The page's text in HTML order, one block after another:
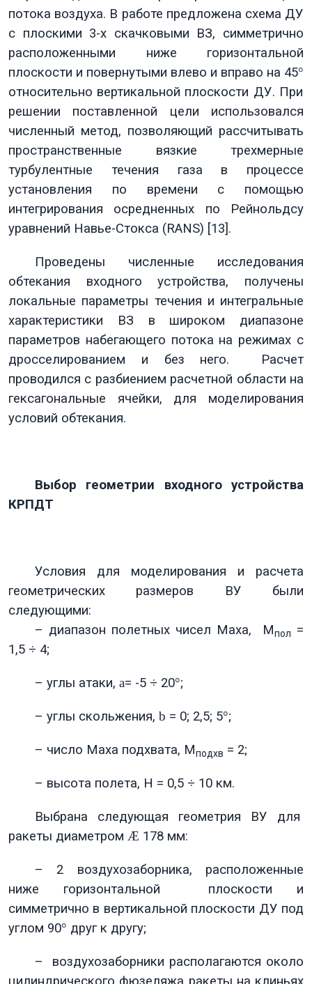
потока воздуха. В работе предложена схема ДУ
с плоскими 3-х скачковыми ВЗ, симметрично
расположенными ниже горизонтальной
плоскости и повернутыми влево и вправо на 45°
относительно вертикальной плоскости ДУ. При
решении поставленной цели использовался
численный метод, позволяющий рассчитывать
пространственные вязкие трехмерные
турбулентные течения газа в процессе
установления по времени с помощью
интегрирования осредненных по Рейнольдсу
уравнений Навье-Стокса (RANS) [13].
Проведены численные исследования
обтекания входного устройства, получены
локальные параметры течения и интегральные
характеристики ВЗ в широком диапазоне
параметров набегающего потока на режимах с
дросселированием и без него. Расчет
проводился с разбиением расчетной области на
гексагональные ячейки, для моделирования
условий обтекания.
Выбор геометрии входного устройства
КРПДТ
Условия для моделирования и расчета
геометрических размеров ВУ были
следующими:
– диапазон полетных чисел Маха, Мпол
=
1,5 ÷ 4;
– углы атаки, a= -5 ÷ 20°;
– углы скольжения, b = 0; 2,5; 5°;
– число Маха подхвата, Мподхв = 2;
– высота полета, Н = 0,5 ÷ 10 км.
Выбрана следующая геометрия ВУ для
ракеты диаметром Æ 178 мм:
– 2 воздухозаборника, расположенные
ниже горизонтальной плоскости и
симметрично в вертикальной плоскости ДУ под
углом 90° друг к другу;
– воздухозаборники располагаются около